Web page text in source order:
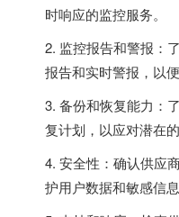
时响应的监控服务。
2. 监控报告和警报：
报告和实时警报，以
3. 备份和恢复能力：
复计划，以应对潜在
4. 安全性：确认供应
护用户数据和敏感信息